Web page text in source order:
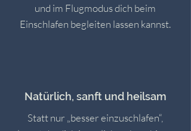
und im Flugmodus dich beim
Einschlafen begleiten lassen kannst.
Natürlich, sanft und heilsam
Statt nur „besser einzuschlafen“,